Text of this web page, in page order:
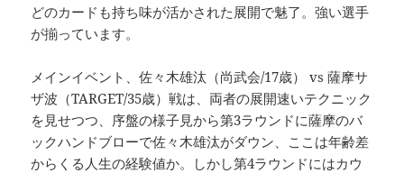
どのカードも持ち味が活かされた展開で魅了。強い選手
が揃っています。
メインイベント、佐々木雄汰（尚武会/17歳） vs 薩摩サ
ザ波（TARGET/35歳）戦は、両者の展開速いテクニック
を見せつつ、序盤の様子見から第3ラウンドに薩摩のバ
ックハンドブローで佐々木雄汰がダウン、ここは年齢差
からくる人生の経験値か。しかし第4ラウンドにはカウ